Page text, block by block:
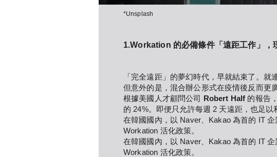
*Unsplash
1.Workation 的必備條件「遠距工作」，
「完全遠距」的夢幻時代，早就結束了。就
但意外的是，混合辦公形式在疫情後反而更
根據美國人才顧問公司 Robert Half 的報告
的 24%。即便只允許每週 2 天遠距，也足以
在韓國國內，以 Naver、Kakao 為首的 IT
Workation 活化政策。
在韓國國內，以 Naver、Kakao 為首的 IT
Workation 活化政策。